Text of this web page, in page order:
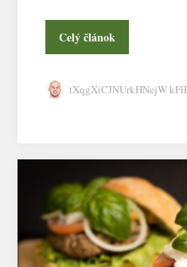
Celý článok
tXqgXiCJNUrkHNejW